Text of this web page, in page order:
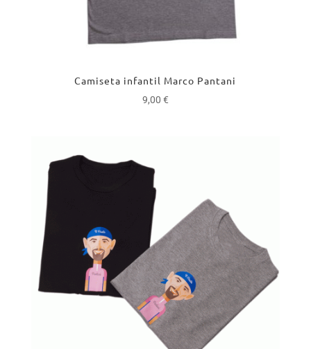
Camiseta infantil Marco Pantani
9,00 €